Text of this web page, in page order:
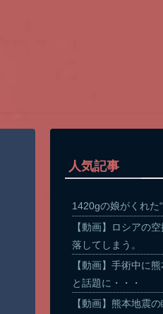
人気記事
1420gの娘がくれた“
【動画】ロシアの
落してしまう。
【動画】手術中に
と話題に・・・
【動画】熊本地震